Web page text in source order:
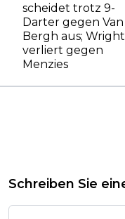
scheidet trotz 9-
Darter gegen
Bergh aus; Wright
verliert gegen
Menzies
Schreiben Sie